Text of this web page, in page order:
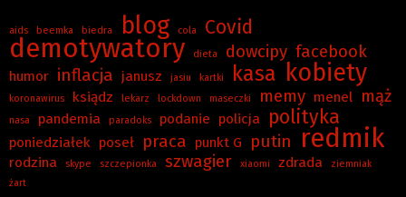
aids beemka biedra blog cola Covid
demotywatory dieta dowcipy facebook
humor inflacja janusz jasiu kartki kasa kobiety
koronawirus ksiądz lekarz lockdown maseczki memy menel mąż
nasa pandemia paradoks podanie policja polityka
poniedziałek poseł praca punkt G putin redmik
rodzina skype szczepionka szwagier xiaomi zdrada
ziemniak
żart